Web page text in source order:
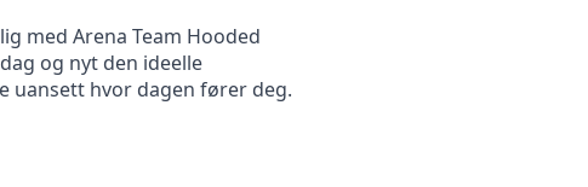
med Arena Team Hooded
og nyt den ideelle
uansett hvor dagen fører deg.